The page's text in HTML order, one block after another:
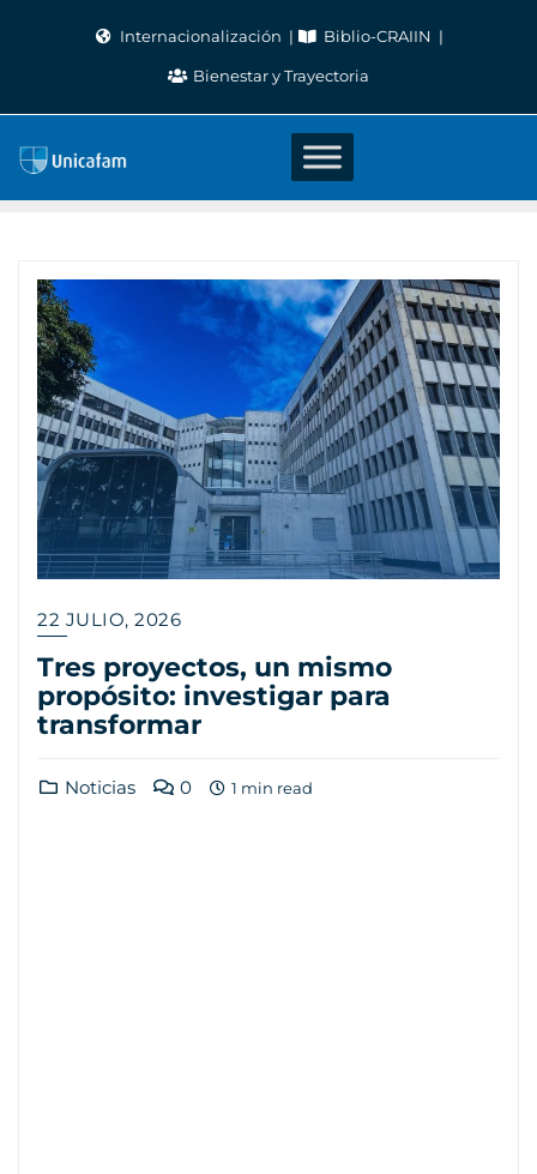
Internacionalización Biblio-CRAIIN
Bienestar y Trayectoria
22 JULIO, 2026
Tres proyectos, un mismo
propósito: investigar para
transformar
Noticias 0 1 min read